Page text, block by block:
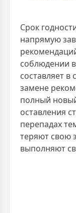
Срок
напрямую
соблюдении
составляет в
замене
полный
оставления
перепадах
теряют свою
выполняют